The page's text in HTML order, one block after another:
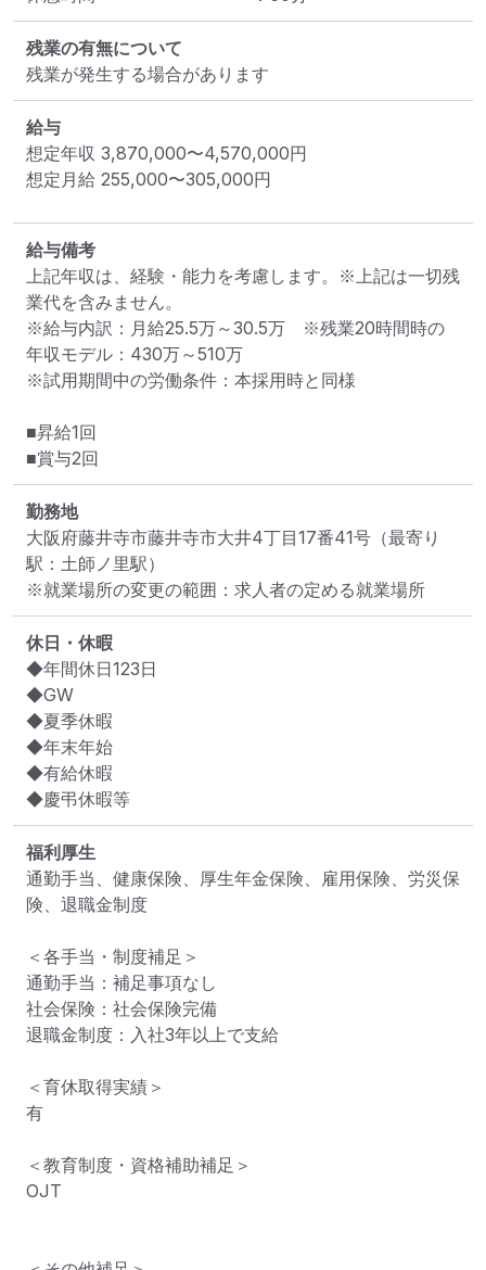
残業の有無について
残業が発生する場合があります
給与
想定年収 3,870,000〜4,570,000円
想定月給 255,000〜305,000円
給与備考
上記年収は、経験・能力を考慮します。※上記は一切残
業代を含みません。
※給与内訳：月給25.5万～30.5万　※残業20時間時の
年収モデル：430万～510万
※試用期間中の労働条件：本採用時と同様
■昇給1回
■賞与2回
勤務地
大阪府藤井寺市藤井寺市大井4丁目17番41号 （最寄り
駅：土師ノ里駅）
※就業場所の変更の範囲：求人者の定める就業場所
休日・休暇
◆年間休日123日
◆GW
◆夏季休暇
◆年末年始
◆有給休暇
◆慶弔休暇等
福利厚生
通勤手当、健康保険、厚生年金保険、雇用保険、労災保
険、退職金制度
＜各手当・制度補足＞
通勤手当：補足事項なし
社会保険：社会保険完備
退職金制度：入社3年以上で支給
＜育休取得実績＞
有
＜教育制度・資格補助補足＞
OJT